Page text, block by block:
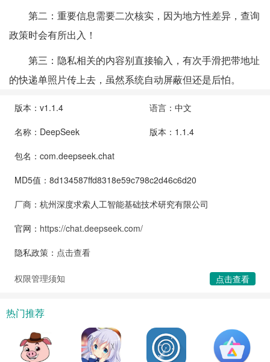
第二：重要信息需要二次核实，因为地方性差异，查询
政策时会有所出入！
第三：隐私相关的内容别直接输入，有次手滑把带地址
的快递单照片传上去，虽然系统自动屏蔽但还是后怕。
版本：v1.1.4
语言：中文
名称：DeepSeek
版本：1.1.4
包名：com.deepseek.chat
MD5值：8d134587ffd8318e59c798c2d46c6d20
厂商：杭州深度求索人工智能基础技术研究有限公司
官网： https://chat.deepseek.com/
隐私政策： 点击查看
权限管理须知 点击查看
热门推荐